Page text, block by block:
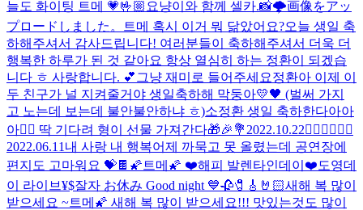
늘도 화이팅 트메 💗🤟🏼 요냥이와 함께 셀카.📸🌩画像をアッ
プロードしました。
트메 혹시 이거 뭐 닮았어요?오늘 생일 축
하해주셔서 감사드립니다! 여러분들이 축하해주셔서 더욱 더
행복한 하루가 된 것 같아요 항상 열심히 하는 정환이 되겠습
니다 ㅎ 사랑합니다. 💕 그냥 재미로 들어주세요정환아 이제 이
두 친구가 널 지켜줄거야 생일축하해 막둥아💛🖤 (벌써 가지
고 노는데 보는데 불안불안하냐 ㅎ)소정환 생일 축하한다아아
아❤️‍🔥 딱 기다려 형이 선물 가져간다🎁🎉💐 2022.10.22❤️‍🔥❤️‍🔥❤️‍🔥
2022.06.11 내 사랑 내 행복어제 까묵고 못 올렸는데 공연장에
편지도 고마워요 💝🍫 🌠트메🌠 ❤️해피 발렌타인데이❤️도영데
이 라이브¥$잘자 お休み Good night 💙🥀🧷🎸🤘🏻새해 복 많이
받으세요 ~트메🌠 새해 복 많이 받으세요!!! 맛있는것도 많이